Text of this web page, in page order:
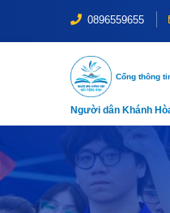
0896559655
Cổng thông
Người dân Khánh